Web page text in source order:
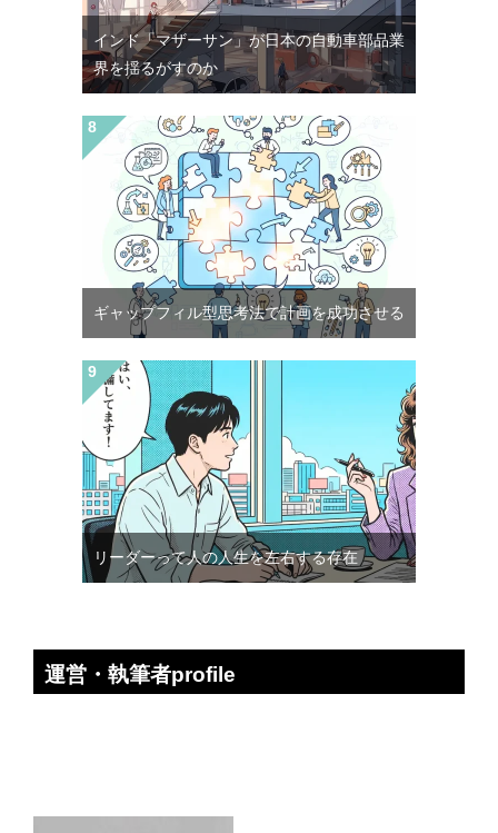
インド「マザーサン」が日本の自動車部品業
界を揺るがすのか
ギャップフィル型思考法で計画を成功させる
リーダーって人の人生を左右する存在
運営・執筆者profile